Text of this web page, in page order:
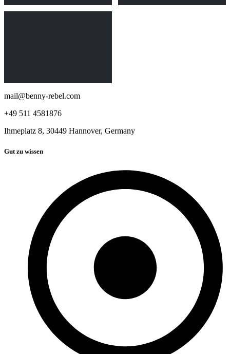
mail@benny-rebel.com
+49 511 4581876
Ihmeplatz 8, 30449 Hannover, Germany
Gut zu wissen